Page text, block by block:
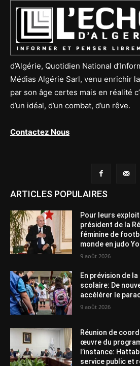
d’Algérie, Quotidien National
Médias Algérie Sarl, venu enrichir
par son âge certes mais en réalité
d’un idéal, d’un combat, d’un rêve.
Contactez Nous
ARTICLES POPULAIRES
Pour leurs
président de la
féminine de
monde en judo
9 août 2026
En prévision de
scolaire: De
accélérer le
9 août 2026
Réunion de
œuvre du
l’instance:
service public et